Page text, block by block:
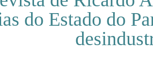
do Estado do